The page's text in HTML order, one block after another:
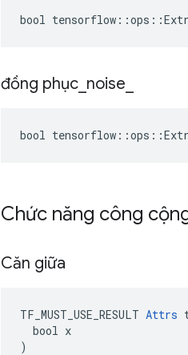
bool
đồng phục noise
bool
Chức năng công
Căn giữa
TF_MUST_USE_RESULT Attrs
  bool x
)